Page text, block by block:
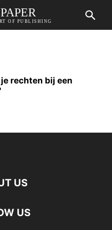
OF PUBLISHING
rechten bij een
US
US